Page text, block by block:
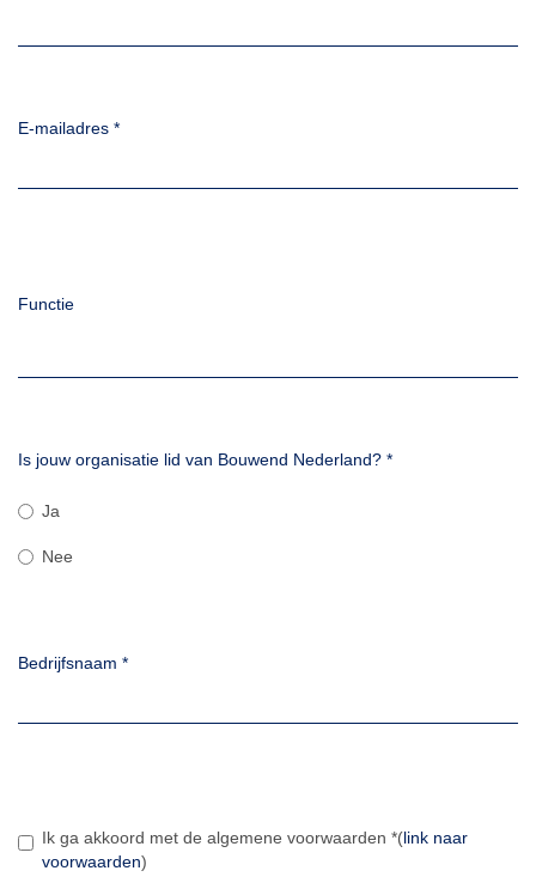
E-mailadres *
Functie
Is jouw organisatie lid van Bouwend Nederland? *
Ja
Nee
Bedrijfsnaam *
Ik ga akkoord met de algemene voorwaarden *(link naar
voorwaarden)